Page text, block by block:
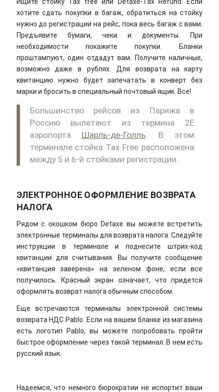
хотите сдать покупки в багаж, обратиться на стойку
нужно до регистрации на рейс, пока весь багаж с вами.
Предъявите бумаги, чеки и документы. При
необходимости покажите покупки. Бланки
проштампуют, один отдадут вам. Получите наличные,
возможно даже в рублях. Для возврата на карту
квитанцию нужно будет запечатать в конверт без
марки и бросить в специальный почтовый ящик. Все!
Большинство рейсов из Парижа в
Россию вылетают из термина 2Е
аэропорта Шарль-де-Голль . В этом
терминале стойка Tax Free расположена
между 5 и 6-й стойками регистрации.
ЭЛЕКТРОННОЕ ОФОРМЛЕНИЕ ВОЗВРАТА
НАЛОГА
Рядом с окошком бюро Detaxe вы можете встретить
электронные терминалы для возврата налога. Следуйте
инструкции в терминале и поднесите штрих-код
квитанции для считывания. Вы получите сообщение
«квитанция заверена» на зеленом фоне, если все
получилось. Красный экран означает, что придется
оформлять возврат налога обычным способом.
Еще встречаются терминалы электронной системы
возврата НДС Pablo. Если на вашем бланке из магазина
есть логотип Pablo, вы можете попробовать пройти
быстрое оформление через такой терминал. В нем есть
русский язык.
Надеемся, что немного бюрократии не испортит ваши